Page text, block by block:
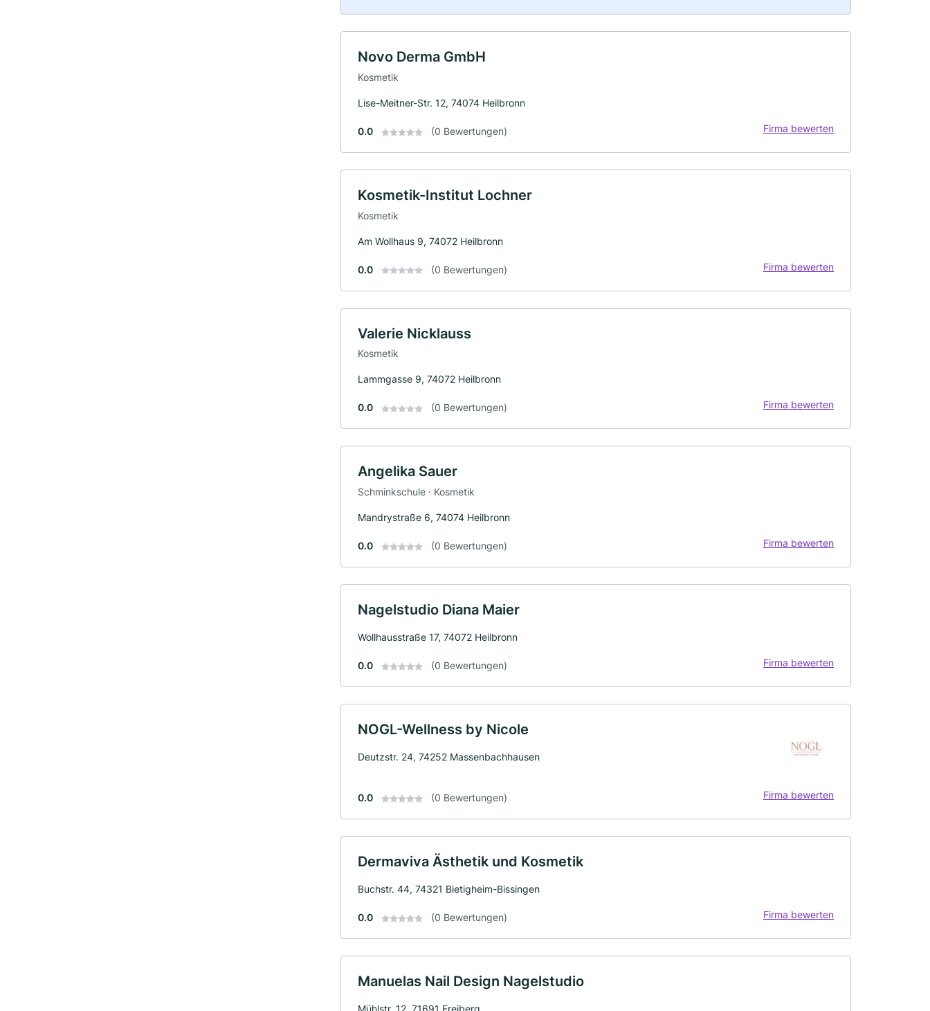
Novo Derma GmbH
Kosmetik
Lise-Meitner-Str. 12, 74074 Heilbronn
0.0 (0 Bewertungen) Firma bewerten
Kosmetik-Institut Lochner
Kosmetik
Am Wollhaus 9, 74072 Heilbronn
0.0 (0 Bewertungen) Firma bewerten
Valerie Nicklauss
Kosmetik
Lammgasse 9, 74072 Heilbronn
0.0 (0 Bewertungen) Firma bewerten
Angelika Sauer
Schminkschule · Kosmetik
Mandrystraße 6, 74074 Heilbronn
0.0 (0 Bewertungen) Firma bewerten
Nagelstudio Diana Maier
Wollhausstraße 17, 74072 Heilbronn
0.0 (0 Bewertungen) Firma bewerten
NOGL-Wellness by Nicole
Deutzstr. 24, 74252 Massenbachhausen
0.0 (0 Bewertungen) Firma bewerten
Dermaviva Ästhetik und Kosmetik
Buchstr. 44, 74321 Bietigheim-Bissingen
0.0 (0 Bewertungen) Firma bewerten
Manuelas Nail Design Nagelstudio
Mühlstr. 12, 71691 Freiberg